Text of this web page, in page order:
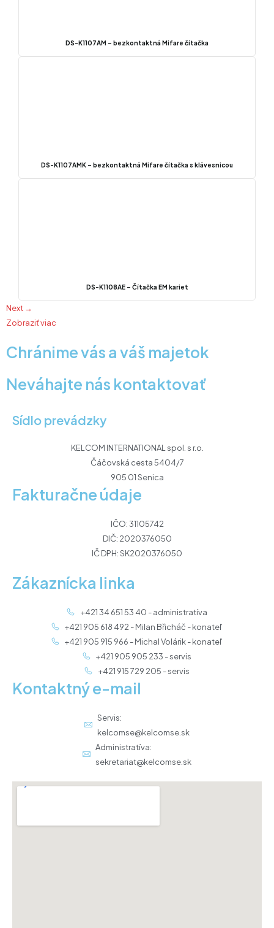
DS-K1107AM – bezkontaktná Mifare čítačka
DS-K1107AMK – bezkontaktná Mifare čítačka s klávesnicou
DS-K1108AE – Čítačka EM kariet
Next →
Zobraziť viac
Chránime vás a váš majetok
Neváhajte nás kontaktovať
Sídlo prevádzky
KELCOM INTERNATIONAL spol. s r.o.
Čáčovská cesta 5404/7
905 01 Senica
Fakturačne údaje
IČO: 31105742
DIČ: 2020376050
IČ DPH: SK2020376050
Zákaznícka linka
+421 34 651 53 40 - administratíva
+421 905 618 492 - Milan Břicháč - konateľ
+421 905 915 966 - Michal Volárik - konateľ
+421 905 905 233 - servis
+421 915 729 205 - servis
Kontaktný e-mail
Servis:
kelcomse@kelcomse.sk
Administratíva:
sekretariat@kelcomse.sk